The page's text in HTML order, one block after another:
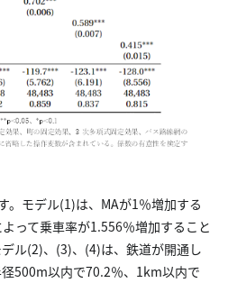
。モデル(1)は、MAが1％増加する
って乗車率が1.556％増加すること
ル(2)、(3)、(4)は、鉄道が開通し
500m以内で70.2％、1km以内で